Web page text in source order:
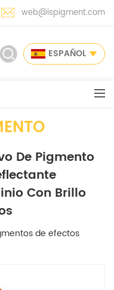
web@ispigment.com
ESPAÑOL
De Pigmento
Con Brillo
de efectos